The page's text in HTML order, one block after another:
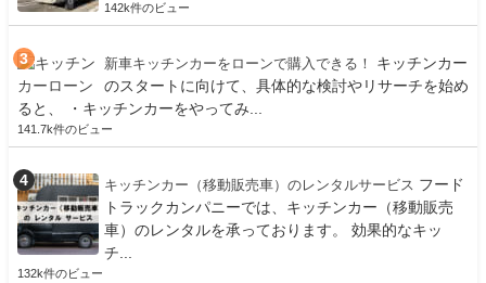
142k件のビュー
新車キッチンカーをローンで購入できる！
キッチンカー
のスタートに向けて、具体的な検討やリサーチを始め
ると、 ・キッチンカーをやってみ...
141.7k件のビュー
キッチンカー（移動販売車）のレンタルサービス フード
トラックカンパニーでは、キッチンカー（移動販売
車）のレンタルを承っております。 効果的なキッ
チ...
132k件のビュー